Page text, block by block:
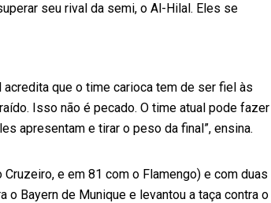
seu rival da semi, o Al-Hilal. Eles se
acredita que o time carioca tem de ser fiel às
Isso não é pecado. O time atual pode fazer
apresentam e tirar o peso da final”, ensina.
e em 81 com o Flamengo) e com duas
Bayern de Munique e levantou a taça contra o